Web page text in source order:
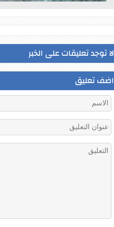
لا توجد تعليقات على الخبر
اضف تعليق